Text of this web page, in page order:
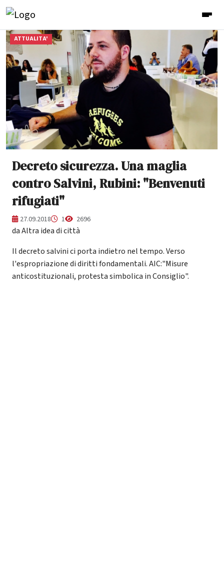
ATTUALITA'
Decreto sicurezza. Una maglia
contro Salvini, Rubini: "Benvenuti
rifugiati"
27.09.2018 1 2696
da Altra idea di città
Il decreto salvini ci porta indietro nel tempo. Verso
l'espropriazione di diritti fondamentali. AIC:"Misure
anticostituzionali, protesta simbolica in Consiglio".